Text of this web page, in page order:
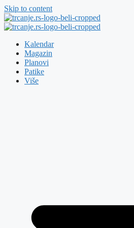
Skip to content
Kalendar
Magazin
Planovi
Patike
Više